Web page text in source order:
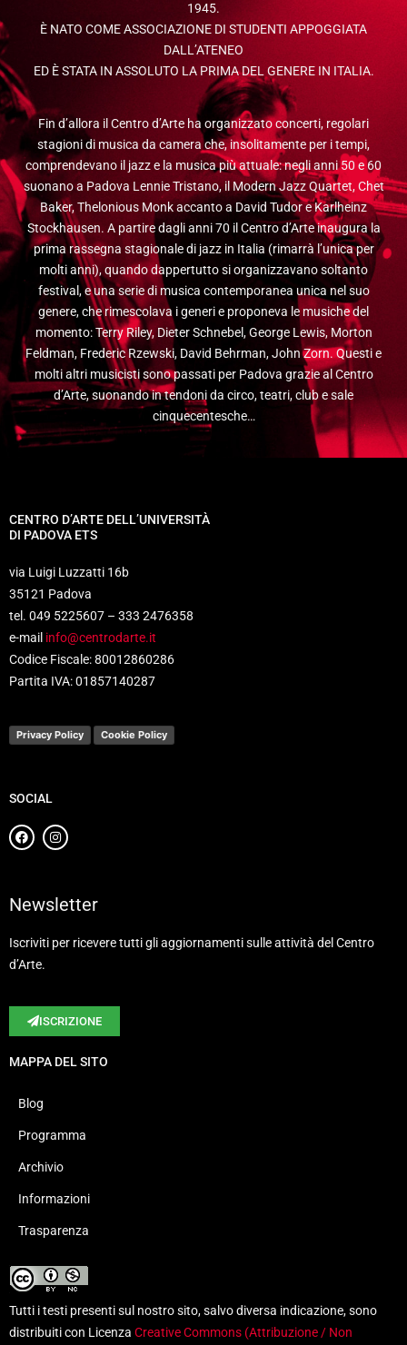
1945.
È NATO COME ASSOCIAZIONE DI STUDENTI APPOGGIATA
DALL’ATENEO
ED È STATA IN ASSOLUTO LA PRIMA DEL GENERE IN ITALIA.
Fin d’allora il Centro d’Arte ha organizzato concerti, regolari
stagioni di musica da camera che, insolitamente per i tempi,
comprendevano il jazz e la musica più attuale: negli anni 50 e 60
suonano a Padova Lennie Tristano, il Modern Jazz Quartet, Chet
Baker, Thelonious Monk accanto a David Tudor e Karlheinz
Stockhausen. A partire dagli anni 70 il Centro d’Arte inaugura la
prima rassegna stagionale di jazz in Italia (rimarrà l’unica per
molti anni), quando dappertutto si organizzavano soltanto
festival, e una serie di musica contemporanea unica nel suo
genere, che rimescolava i generi e proponeva le musiche del
momento: Terry Riley, Dieter Schnebel, George Lewis, Morton
Feldman, Frederic Rzewski, David Behrman, John Zorn. Questi e
molti altri musicisti sono passati per Padova grazie al Centro
d’Arte, suonando in tendoni da circo, teatri, club e sale
cinquecentesche…
CENTRO D’ARTE DELL’UNIVERSITÀ
DI PADOVA ETS
via Luigi Luzzatti 16b
35121 Padova
tel. 049 5225607 – 333 2476358
e-mail info@centrodarte.it
Codice Fiscale: 80012860286
Partita IVA: 01857140287
Privacy Policy Cookie Policy
SOCIAL
Newsletter
Iscriviti per ricevere tutti gli aggiornamenti sulle attività del Centro
d’Arte.
ISCRIZIONE
MAPPA DEL SITO
Blog
Programma
Archivio
Informazioni
Trasparenza
Tutti i testi presenti sul nostro sito, salvo diversa indicazione, sono
distribuiti con Licenza Creative Commons (Attribuzione / Non